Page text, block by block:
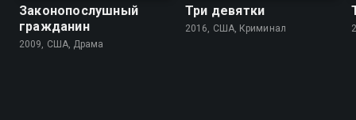
Законопослушный
гражданин
2009, США, Драма
Три девятки
2016, США, Криминал